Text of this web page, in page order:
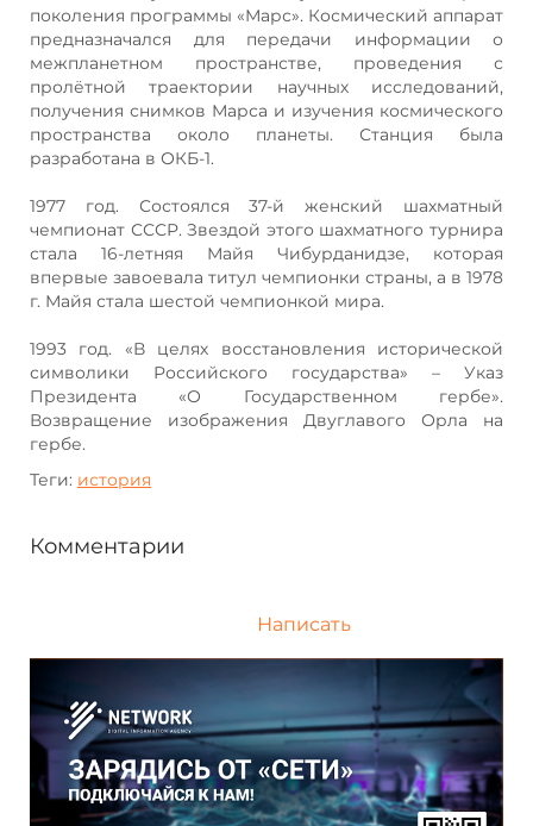
поколения программы «Марс». Космический аппарат
предназначался для передачи информации о
межпланетном пространстве, проведения с
пролётной траектории научных исследований,
получения снимков Марса и изучения космического
пространства около планеты. Станция была
разработана в ОКБ-1.
1977 год. Состоялся 37-й женский шахматный
чемпионат СССР. Звездой этого шахматного турнира
стала 16-летняя Майя Чибурданидзе, которая
впервые завоевала титул чемпионки страны, а в 1978
г. Майя стала шестой чемпионкой мира.
1993 год. «В целях восстановления исторической
символики Российского государства» – Указ
Президента «О Государственном гербе».
Возвращение изображения Двуглавого Орла на
гербе.
Теги: история
Комментарии
Написать